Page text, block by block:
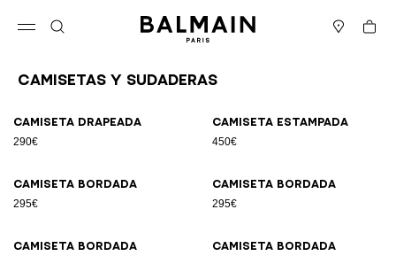
Cesta
Camisetas y sudaderas
Camiseta drapeada
290€
Camiseta estampada
450€
Camiseta bordada
295€
Camiseta bordada
295€
Camiseta bordada Camiseta bordada